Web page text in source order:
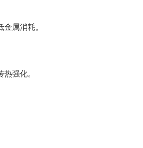
属消耗。
强化。